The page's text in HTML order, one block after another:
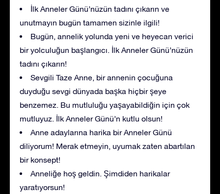
İlk Anneler Günü’nüzün tadını çıkarın ve
unutmayın bugün tamamen sizinle ilgili!
Bugün, annelik yolunda yeni ve heyecan verici
bir yolculuğun başlangıcı. İlk Anneler Günü’nüzün
tadını çıkarın!
Sevgili Taze Anne, bir annenin çocuğuna
duyduğu sevgi dünyada başka hiçbir şeye
benzemez. Bu mutluluğu yaşayabildiğin için çok
mutluyuz. İlk Anneler Günü’n kutlu olsun!
Anne adaylarına harika bir Anneler Günü
diliyorum! Merak etmeyin, uyumak zaten abartılan
bir konsept!
Anneliğe hoş geldin. Şimdiden harikalar
yaratıyorsun!